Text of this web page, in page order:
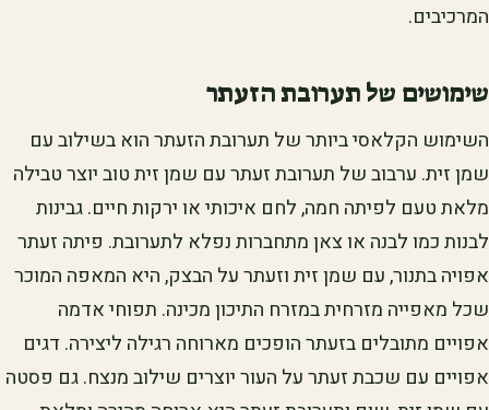
המרכיבים.
שימושים של תערובת הזעתר
השימוש הקלאסי ביותר של תערובת הזעתר הוא בשילוב עם
שמן זית. ערבוב של תערובת זעתר עם שמן זית טוב יוצר טבילה
מלאת טעם לפיתה חמה, לחם איכותי או ירקות חיים. גבינות
לבנות כמו לבנה או צאן מתחברות נפלא לתערובת. פיתה זעתר
אפויה בתנור, עם שמן זית וזעתר על הבצק, היא המאפה המוכר
שכל מאפייה מזרחית במזרח התיכון מכינה. תפוחי אדמה
אפויים מתובלים בזעתר הופכים מארוחה רגילה ליצירה. דגים
אפויים עם שכבת זעתר על העור יוצרים שילוב מנצח. גם פסטה